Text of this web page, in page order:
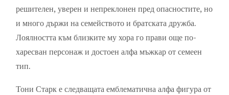
решителен, уверен и непреклонен пред опасностите, но
и много държи на семейството и братската дружба.
Лоялността към близките му хора го прави още по-
харесван персонаж и достоен алфа мъжкар от семеен
тип.
Тони Старк е следващата емблематична алфа фигура от